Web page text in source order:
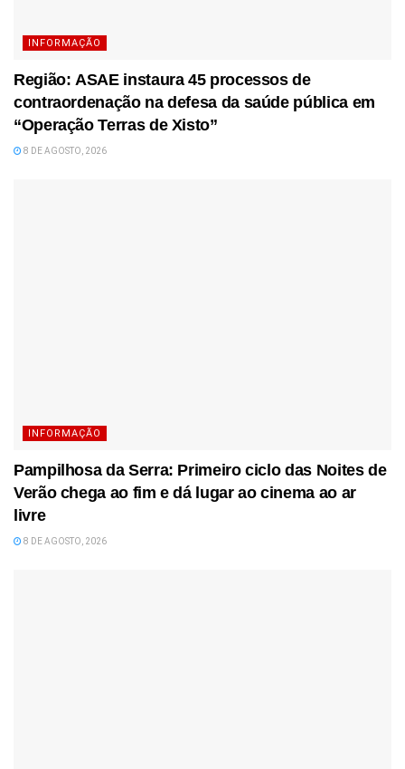
INFORMAÇÃO
Região: ASAE instaura 45 processos de
contraordenação na defesa da saúde pública em
“Operação Terras de Xisto”
8 DE AGOSTO, 2026
INFORMAÇÃO
Pampilhosa da Serra: Primeiro ciclo das Noites de
Verão chega ao fim e dá lugar ao cinema ao ar
livre
8 DE AGOSTO, 2026